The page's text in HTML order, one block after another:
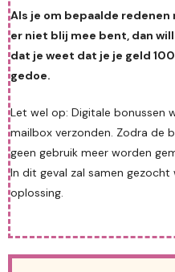
Als je om bepaalde
er niet blij mee bent, dan
dat je weet dat je je geld
gedoe.
Let wel op: Digitale bonussen
mailbox verzonden. Zodra de
geen gebruik meer worden
In dit geval zal samen
oplossing.